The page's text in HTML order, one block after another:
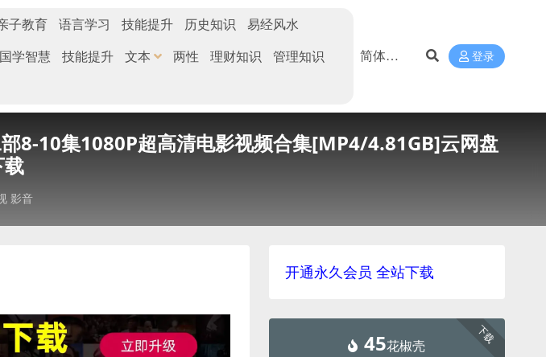
子教育 语言学习 技能提升 历史知识
易经风水
国学智慧 技能提升 文本 两性 理财知识
管理知识
登录
8-10集1080P超高清电影视频合集[MP4/4.81GB]云网盘
影音
开通永久会员 全站下载
下载
45花椒壳